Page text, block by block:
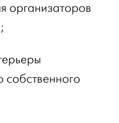
организаторов